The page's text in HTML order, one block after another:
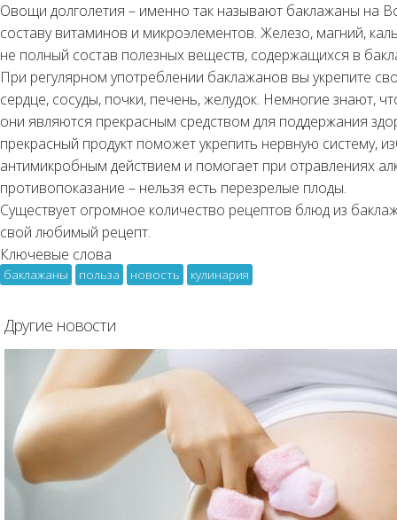
Овощи долголетия – именно так называют баклажаны на
составу витаминов и микроэлементов. Железо, магний,
не полный состав полезных веществ, содержащихся в
При регулярном употреблении баклажанов вы укрепите
сердце, сосуды, почки, печень, желудок. Немногие знают,
они являются прекрасным средством для поддержания
прекрасный продукт поможет укрепить нервную систему,
антимикробным действием и помогает при отравлениях
противопоказание – нельзя есть перезрелые плоды.
Существует огромное количество рецептов блюд из
свой любимый рецепт.
Ключевые слова
баклажаны польза новость кулинария
Другие новости